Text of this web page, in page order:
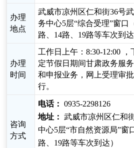
办理
地点
武威市凉州区仁和街36号
务中心5层“综合受理”窗口
路、14路、19路等车次到达
办理
时间
工作日上午：8:30-12:00 ，
定节假日期间甘肃政务服
和申报业务，网上受理审
行。
咨询
方式
电话： 0935-2298126
地址： 武威市凉州区仁和
中心5层“市自然资源局”窗
路、19路等车次到达）